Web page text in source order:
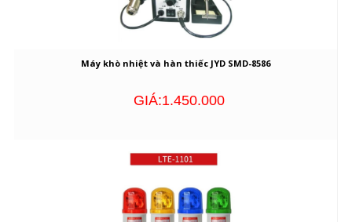
Máy khò nhiệt và hàn thiếc JYD SMD-8586
GIÁ:1.450.000